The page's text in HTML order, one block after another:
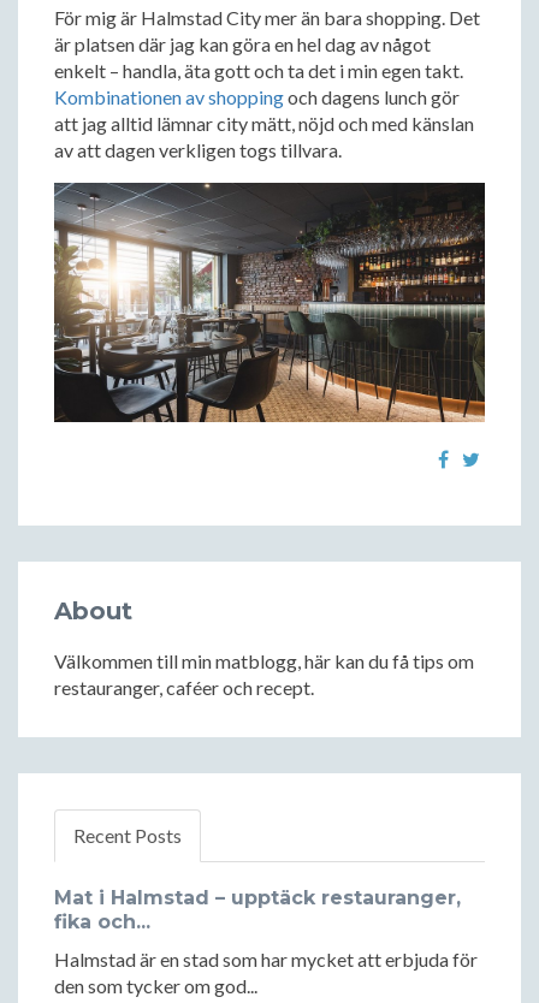
För mig är Halmstad City mer än bara shopping. Det
är platsen där jag kan göra en hel dag av något
enkelt – handla, äta gott och ta det i min egen takt.
Kombinationen av shoppingoch dagens lunch gör
att jag alltid lämnar city mätt, nöjd och med känslan
av att dagen verkligen togs tillvara.
About
Välkommen till min matblogg, här kan du få tips om
restauranger, caféer och recept.
Recent Posts
Mat i Halmstad – upptäck restauranger,
fika och...
Halmstad är en stad som har mycket att erbjuda för
den som tycker om god...